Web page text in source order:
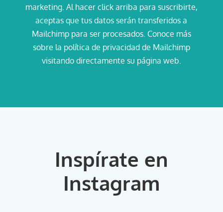
marketing. Al hacer click arriba para suscribirte,
aceptas que tus datos serán transferidos a
Mailchimp para ser procesados. Conoce más
sobre la política de privacidad de Mailchimp
visitando directamente su página web.
Inspírate en
Instagram